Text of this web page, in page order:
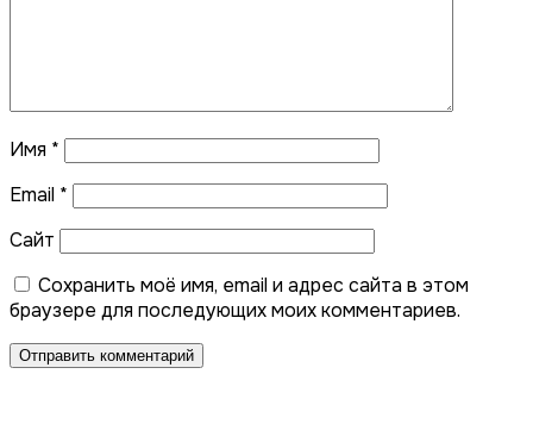
Имя *
Email *
Сайт
Сохранить моё имя, email и адрес сайта в этом
браузере для последующих моих комментариев.